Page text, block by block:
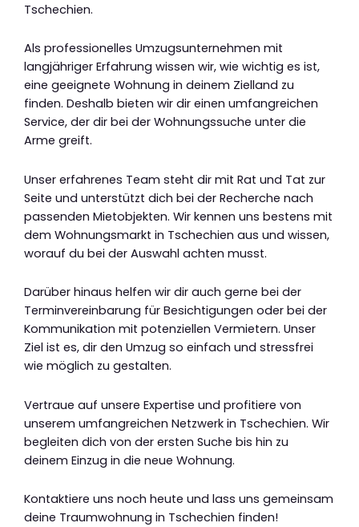
Tschechien.
Als professionelles Umzugsunternehmen mit
langjähriger Erfahrung wissen wir, wie wichtig es ist,
eine geeignete Wohnung in deinem Zielland zu
finden. Deshalb bieten wir dir einen umfangreichen
Service, der dir bei der Wohnungssuche unter die
Arme greift.
Unser erfahrenes Team steht dir mit Rat und Tat zur
Seite und unterstützt dich bei der Recherche nach
passenden Mietobjekten. Wir kennen uns bestens mit
dem Wohnungsmarkt in Tschechien aus und wissen,
worauf du bei der Auswahl achten musst.
Darüber hinaus helfen wir dir auch gerne bei der
Terminvereinbarung für Besichtigungen oder bei der
Kommunikation mit potenziellen Vermietern. Unser
Ziel ist es, dir den Umzug so einfach und stressfrei
wie möglich zu gestalten.
Vertraue auf unsere Expertise und profitiere von
unserem umfangreichen Netzwerk in Tschechien. Wir
begleiten dich von der ersten Suche bis hin zu
deinem Einzug in die neue Wohnung.
Kontaktiere uns noch heute und lass uns gemeinsam
deine Traumwohnung in Tschechien finden!